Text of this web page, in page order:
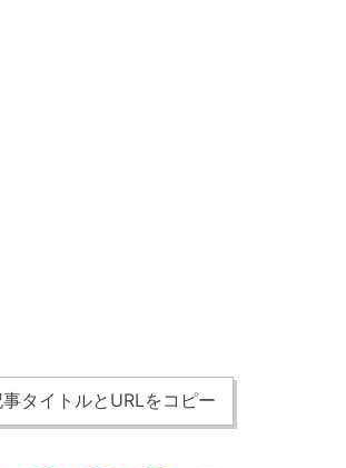
タイトルとURLをコピー